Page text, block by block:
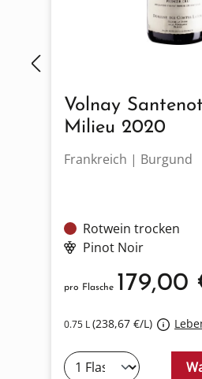
Volnay
Milieu 2020
Frankreich | Burgund
Rotwein trocken
Pinot Noir
0.75 L(238,67 €/L)
pro Flasche 179,00